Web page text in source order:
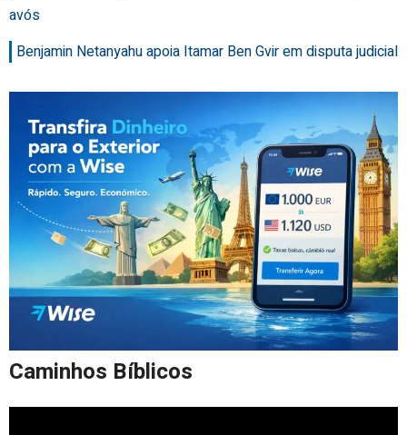
avós
Benjamin Netanyahu apoia Itamar Ben Gvir em disputa judicial
Caminhos Bíblicos